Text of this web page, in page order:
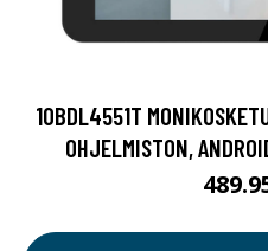
10BDL4551T
OHJELMISTON,